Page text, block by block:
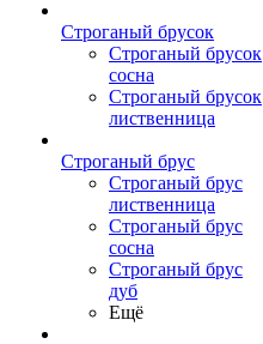
Строганый брусок
Строганый брусок
сосна
Строганый брусок
лиственница
Строганый брус
Строганый брус
лиственница
Строганый брус
сосна
Строганый брус
дуб
Ещё